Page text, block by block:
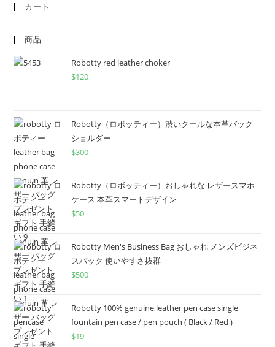
カート
商品
Robotty red leather choker
$120
Robotty（ロボッティー）渋いクールな本革バック
ショルダー
$300
Robotty（ロボッティー）おしゃれな レザースマホ
ケース 本革スマートデザイン
$50
Robotty Men's Business Bag おしゃれ メンズビジネ
スバック 使いやすさ抜群
$500
Robotty 100% genuine leather pen case single
fountain pen case / pen pouch ( Black / Red )
$19